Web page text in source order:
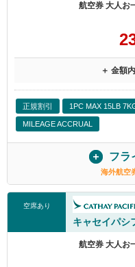
航空券 大人お
＋ 金額
正規割引 1PC MAX 15LB
MILEAGE ACCRUAL
フラ
海外航空
空席あり
キャセイパシ
航空券 大人お